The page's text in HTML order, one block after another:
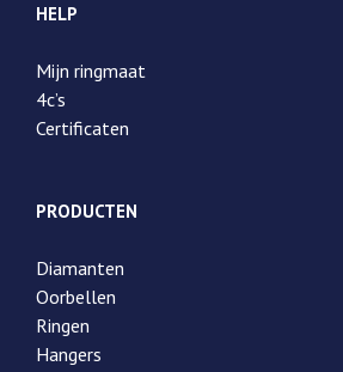
HELP
Mijn ringmaat
4c’s
Certificaten
PRODUCTEN
Diamanten
Oorbellen
Ringen
Hangers